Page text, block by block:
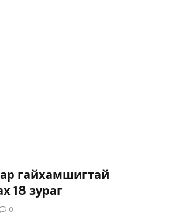
гайхамшигтай
18 зураг
0